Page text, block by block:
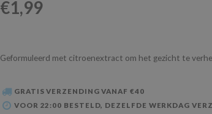
€1,99
Geformuleerd met citroenextract om het gezicht te
GRATIS VERZENDING VANAF €40
VOOR 22:00 BESTELD, DEZELFDE WERKDAG